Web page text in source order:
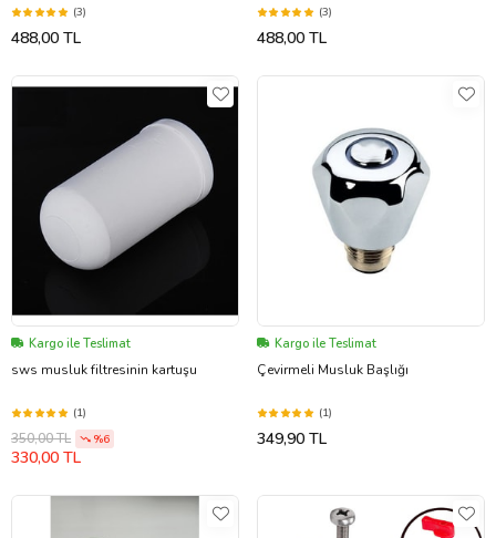
(3)
488,00 TL
(3)
488,00 TL
Kargo ile Teslimat
sws musluk filtresinin kartuşu
(1)
350,00 TL %6
330,00 TL
Kargo ile Teslimat
Çevirmeli Musluk Başlığı
(1)
349,90 TL